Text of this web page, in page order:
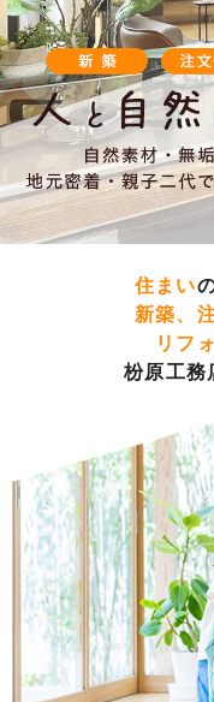
住まい
新築、
リフ
枌原工務